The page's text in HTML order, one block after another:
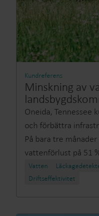
Kundreferens
Minskning av
Oneida, Tennessee
och förbättra
På bara tre
vattenförlust på 51
Vatten
Driftseffektivitet